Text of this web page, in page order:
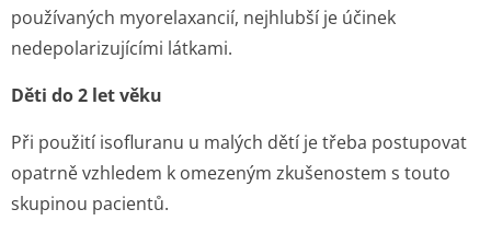
používaných myorelaxancií, nejhlubší je účinek
nedepolarizujícími látkami.
Děti do 2 let věku
Při použití isofluranu u malých dětí je třeba postupovat
opatrně vzhledem k omezeným zkušenostem s touto
skupinou pacientů.